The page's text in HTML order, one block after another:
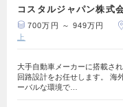
コスタルジャパン株式
700万円 ～ 949万円
上
大手自動車メーカーに搭載さ
回路設計をお任せします。 海
ーバルな環境で…